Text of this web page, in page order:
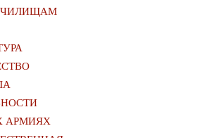
АРМИЯХ